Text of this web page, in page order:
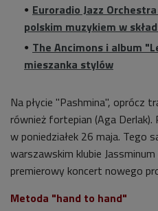
Euroradio Jazz
polskim muzykiem w
The Ancimons i album
mieszanka stylów
Na płycie "Pashmina", oprócz
również fortepian (Aga Derlak).
w poniedziałek 26 maja. Tego
warszawskim klubie
premierowy koncert nowego
Metoda "hand to hand"